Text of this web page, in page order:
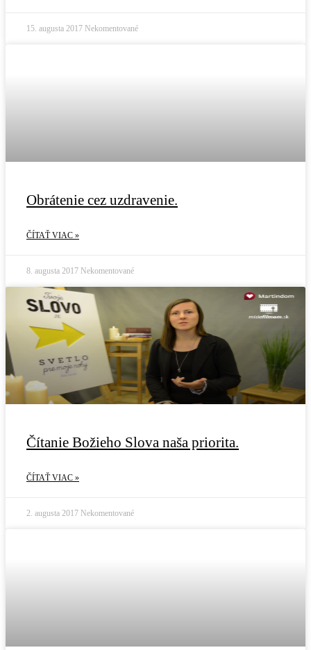
15. augusta 2017 Nekomentované
Obrátenie cez uzdravenie.
ČÍTAŤ VIAC »
8. augusta 2017 Nekomentované
Čítanie Božieho Slova naša priorita.
ČÍTAŤ VIAC »
2. augusta 2017 Nekomentované